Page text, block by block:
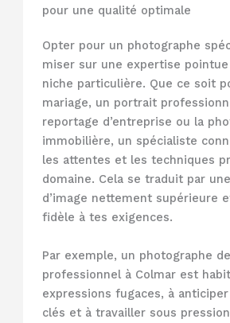
pour une qualité optimale
Opter pour un photographe
miser sur une expertise pointue
niche particulière. Que ce soit
mariage, un portrait
reportage d’entreprise ou la
immobilière, un spécialiste
les attentes et les techniques
domaine. Cela se traduit par
d’image nettement supérieure
fidèle à tes exigences.
Par exemple, un photographe
professionnel à Colmar est
expressions fugaces, à
clés et à travailler sous